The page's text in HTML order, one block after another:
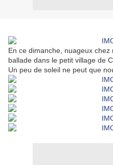
En ce dimanche, nuageux
ballade dans le petit village de
Un peu de soleil ne peut que